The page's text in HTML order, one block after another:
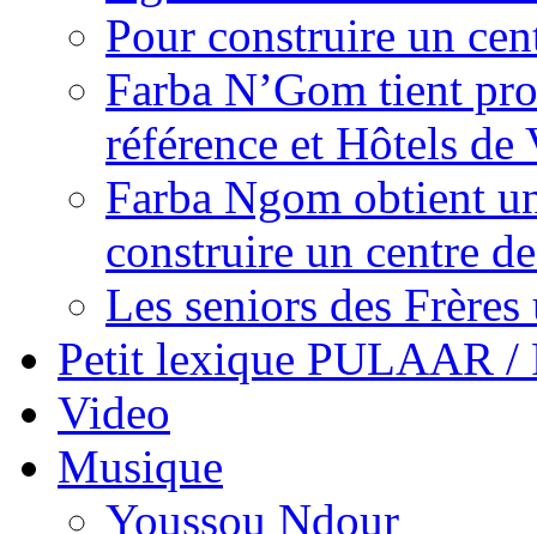
Pour construire un
Farba N’Gom tient
référence et Hôtels
Farba Ngom obtient
construire un centre
Les seniors des Frères
Petit lexique PULAAR
Video
Musique
Youssou Ndour